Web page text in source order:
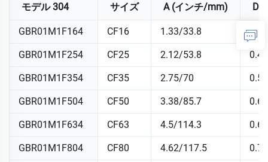
モデル 304 サイズ A (インチ/mm) D
GBR01M1F164 CF16 1.33/33.8
GBR01M1F254 CF25 2.12/53.8
GBR01M1F354 CF35 2.75/70
GBR01M1F504 CF50 3.38/85.7
GBR01M1F634 CF63 4.5/114.3
GBR01M1F804 CF80 4.62/117.5